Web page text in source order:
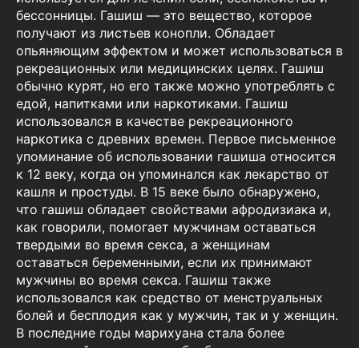
бессонницы. Гашиш — это вещество, которое
получают из листьев конопли. Обладает
опьяняющим эффектом и может использоваться в
рекреационных или медицинских целях. Гашиш
обычно курят, но его также можно употреблять с
едой, напитками или наркотиками. Гашиш
использовался в качестве рекреационного
наркотика с древних времен. Первое письменное
упоминание об использовании гашиша относится
к 12 веку, когда он упоминался как лекарство от
кашля и простуды. В 15 веке было обнаружено,
что гашиш обладает свойствами афродизиака и,
как говорили, помогает мужчинам оставаться
твердыми во время секса, а женщинам
оставаться беременными, если их принимают
мужчины во время секса. Гашиш также
использовался как средство от менструальных
болей и бесплодия как у мужчин, так и у женщин.
В последние годы марихуана стала более